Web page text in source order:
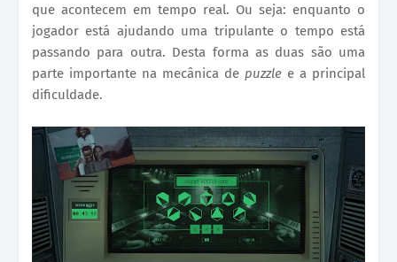
que acontecem em tempo real. Ou seja: enquanto o
jogador está ajudando uma tripulante o tempo está
passando para outra. Desta forma as duas são uma
parte importante na mecânica de puzzle e a principal
dificuldade.